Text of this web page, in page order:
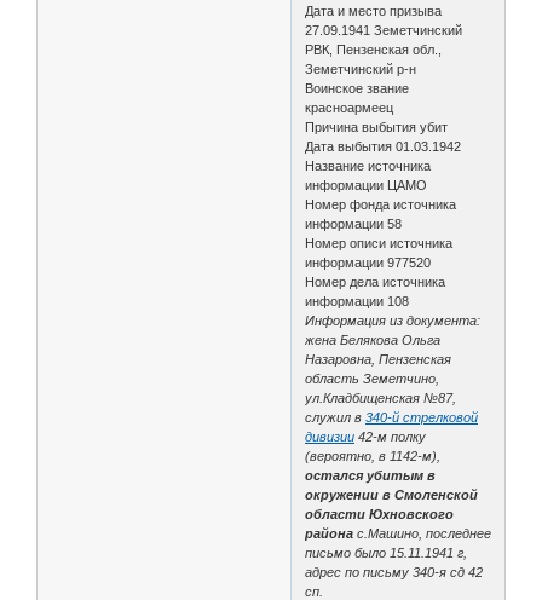
Дата и место призыва
27.09.1941 Земетчинский
РВК, Пензенская обл.,
Земетчинский р-н
Воинское звание
красноармеец
Причина выбытия убит
Дата выбытия 01.03.1942
Название источника
информации ЦАМО
Номер фонда источника
информации 58
Номер описи источника
информации 977520
Номер дела источника
информации 108
Информация из документа:
жена Белякова Ольга
Назаровна, Пензенская
область Земетчино,
ул.Кладбищенская №87,
служил в340-й стрелковой
дивизии 42-м полку
(вероятно, в 1142-м),
остался убитым в
окружении в Смоленской
области Юхновского
района с.Машино, последнее
письмо было 15.11.1941 г,
адрес по письму 340-я сд 42
сп.